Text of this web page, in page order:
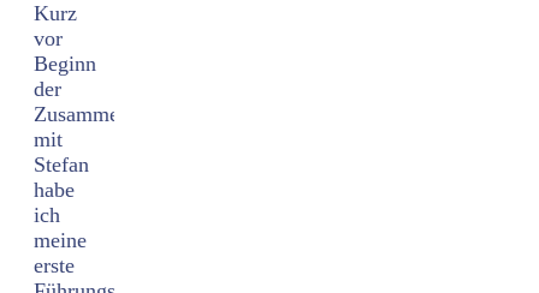
Kurz
vor
Beginn
der
Zusammenarbeit
mit
Stefan
habe
ich
meine
erste